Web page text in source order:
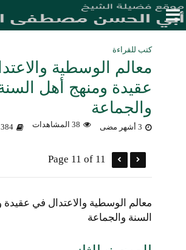
كتب للقراءة
معالم الوسطية
عقيدة ومنهج أهل
والجماعة
3 أشهر مضى 38 المشاهدات 384 Min Read
Page 11 of 11
معالم الوسطية والاعتدال في عقيدة
السنة والجماعة